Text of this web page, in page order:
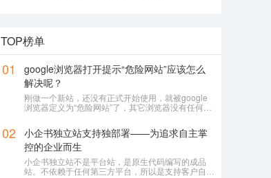
TOP榜单
01
google浏览器打开提示“危险网站”应该怎么
解决呢？
刚做一个新站，还没有正式开始使用，就被google
浏览器定义为“危险网站”了，其它浏览器没有任何提
02 小企书独立站支持独部署——为追求自主掌
控的企业而生
小企书独立站不是平台站，是原生代码编写的成品
站。不依赖于任何第三方平台，所以是支持客户自行